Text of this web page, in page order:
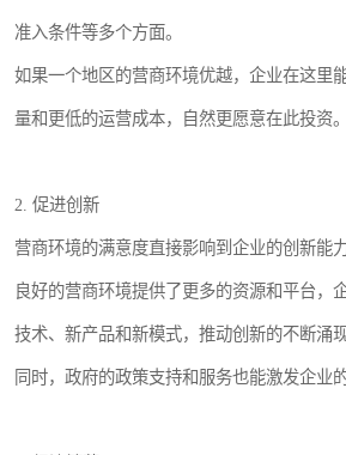
准入条件等多个方面。
如果一个地区的营商环境优越，企业在这里
量和更低的运营成本，自然更愿意在此投资。
2. 促进创新
营商环境的满意度直接影响到企业的创新能力
良好的营商环境提供了更多的资源和平台，
技术、新产品和新模式，推动创新的不断涌现
同时，政府的政策支持和服务也能激发企业